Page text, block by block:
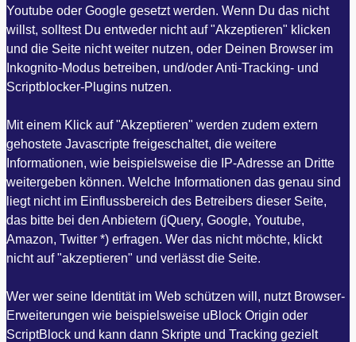
Youtube oder Google gesetzt werden. Wenn Du das nicht
willst, solltest Du entweder nicht auf "Akzeptieren" klicken
und die Seite nicht weiter nutzen, oder Deinen Browser im
Inkognito-Modus betreiben, und/oder Anti-Tracking- und
Scriptblocker-Plugins nutzen.
Mit einem Klick auf "Akzeptieren" werden zudem extern
gehostete Javascripte freigeschaltet, die weitere
Informationen, wie beispielsweise die IP-Adresse an Dritte
weitergeben können. Welche Informationen das genau sind
liegt nicht im Einflussbereich des Betreibers dieser Seite,
das bitte bei den Anbietern (jQuery, Google, Youtube,
Amazon, Twitter *) erfragen. Wer das nicht möchte, klickt
nicht auf "akzeptieren" und verlässt die Seite.
Wer wer seine Identität im Web schützen will, nutzt Browser-
Erweiterungen wie beispielsweise uBlock Origin oder
ScriptBlock und kann dann Skripte und Tracking gezielt